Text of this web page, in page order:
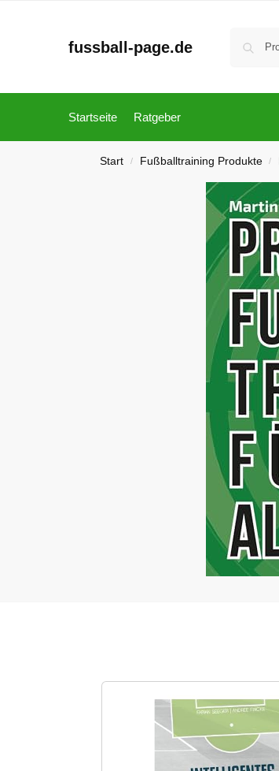
fussball-page.de
Startseite Ratgeber
Start / Fußballtraining Produkte /